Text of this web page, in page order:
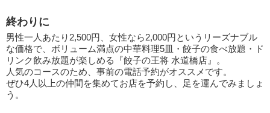
終わりに
男性一人あたり2,500円、女性なら2,000円というリーズナブル
な価格で、ボリューム満点の中華料理5皿・餃子の食べ放題・ド
リンク飲み放題が楽しめる『餃子の王将 水道橋店』。
人気のコースのため、事前の電話予約がオススメです。
ぜひ4人以上の仲間を集めてお店を予約し、足を運んでみましょ
う。